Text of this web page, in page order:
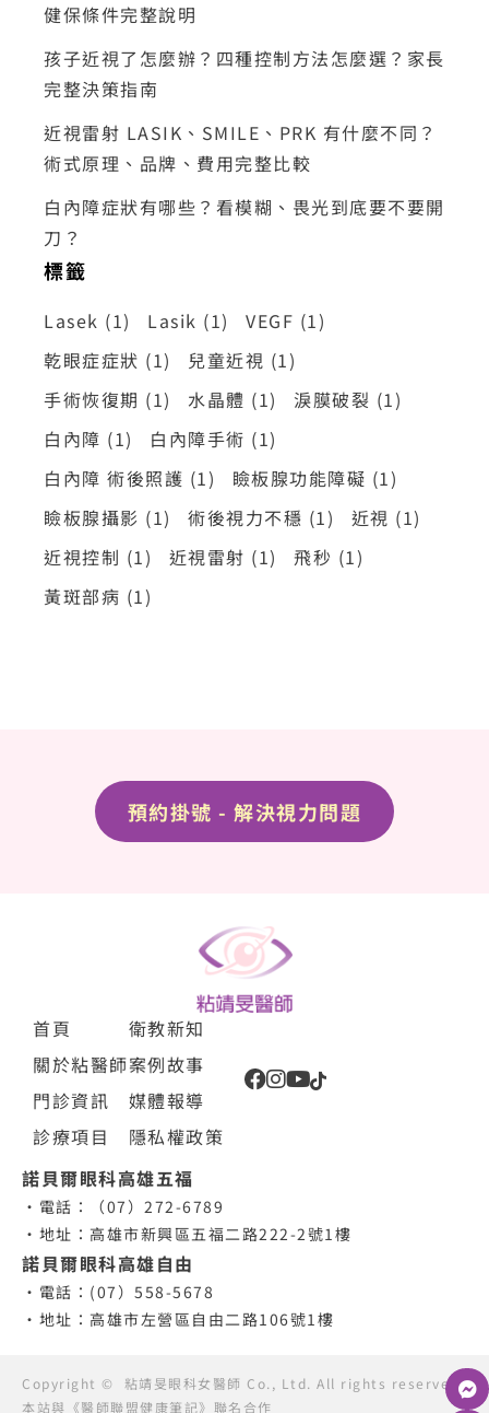
健保條件完整說明
孩子近視了怎麼辦？四種控制方法怎麼選？家長
完整決策指南
近視雷射 LASIK、SMILE、PRK 有什麼不同？
術式原理、品牌、費用完整比較
白內障症狀有哪些？看模糊、畏光到底要不要開
刀？
標籤
Lasek (1) Lasik (1) VEGF (1)
乾眼症症狀 (1) 兒童近視 (1)
手術恢復期 (1) 水晶體 (1) 淚膜破裂 (1)
白內障 (1) 白內障手術 (1)
白內障 術後照護 (1) 瞼板腺功能障礙 (1)
瞼板腺攝影 (1) 術後視力不穩 (1) 近視 (1)
近視控制 (1) 近視雷射 (1) 飛秒 (1)
黃斑部病 (1)
預約掛號 - 解決視力問題
首頁
關於粘醫師
門診資訊
診療項目
衛教新知
案例故事
媒體報導
隱私權政策
諾貝爾眼科高雄五福
•電話：（07）272-6789
•地址：高雄市新興區五福二路222-2號1樓
諾貝爾眼科高雄自由
•電話：(07）558-5678
•地址：高雄市左營區自由二路106號1樓
Copyright © 粘靖旻眼科女醫師 Co., Ltd. All rights reserved.
本站與《醫師聯盟健康筆記》聯名合作